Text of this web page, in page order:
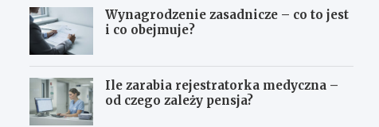
Wynagrodzenie zasadnicze – co to jest
i co obejmuje?
Ile zarabia rejestratorka medyczna –
od czego zależy pensja?